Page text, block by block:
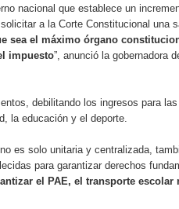
en salud mental,
inversiones del Gobierno
sin precedentes: El Valle y la
nacional que establece un
a la Corte Constitucional una
sea el máximo órgano
impuesto”, anunció la gobernadora
debilitando los ingresos para
la educación y el deporte.
es solo unitaria y centralizada,
para garantizar derechos
el PAE, el transporte